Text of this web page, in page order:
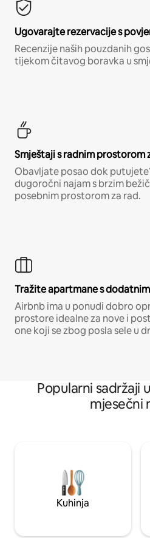
Ugovarajte rezervacije s
Recenzije naših pouzdanih
tijekom čitavog boravka u
Smještaji s radnim prostorom
Obavljate posao dok
dugoročni najam s brzim
posebnim prostorom za rad.
Tražite apartmane s
Airbnb ima u ponudi dobro
prostore idealne za nove i
one koji se zbog posla sele u
Popularni sadržaji
mjesečni
Kuhinja